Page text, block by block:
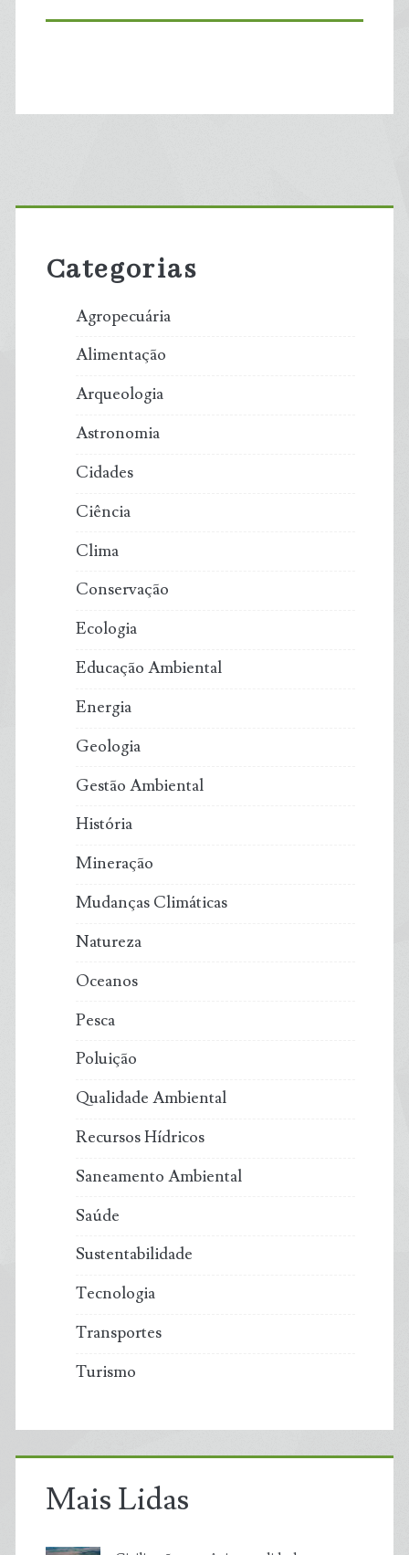
Primary
Sidebar
Categorias
Agropecuária
Alimentação
Arqueologia
Astronomia
Cidades
Ciência
Clima
Conservação
Ecologia
Educação Ambiental
Energia
Geologia
Gestão Ambiental
História
Mineração
Mudanças Climáticas
Natureza
Oceanos
Pesca
Poluição
Qualidade Ambiental
Recursos Hídricos
Saneamento Ambiental
Saúde
Sustentabilidade
Tecnologia
Transportes
Turismo
Mais Lidas